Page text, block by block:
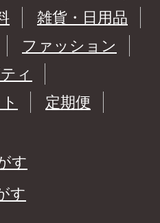
雑貨・日用品
ファッション
ィ
定期便
す
す